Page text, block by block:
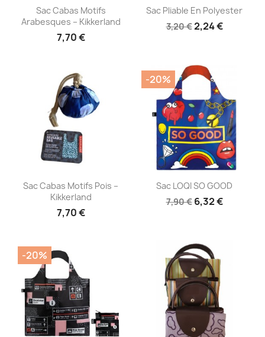
Aperçu rapide
Sac Cabas Motifs
Arabesques – Kikkerland
7,70 €
Aperçu rapide
Sac Pliable En Polyester
3,20 €2,24 €
Aperçu rapide
Sac Cabas Motifs Pois –
Kikkerland
7,70 €
Aperçu rapide
Sac LOQI SO GOOD
7,90 € 6,32 €
-20%
-20%